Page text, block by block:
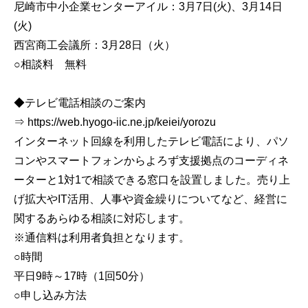
尼崎市中小企業センターアイル：3月7日(火)、3月14日
(火)
西宮商工会議所：3月28日（火）
○相談料 無料
◆テレビ電話相談のご案内
⇒ https://web.hyogo-iic.ne.jp/keiei/yorozu
インターネット回線を利用したテレビ電話により、パソ
コンやスマートフォンからよろず支援拠点のコーディネ
ーターと1対1で相談できる窓口を設置しました。売り上
げ拡大やIT活用、人事や資金繰りについてなど、経営に
関するあらゆる相談に対応します。
※通信料は利用者負担となります。
○時間
平日9時～17時（1回50分）
○申し込み方法